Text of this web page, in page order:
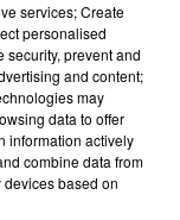
dans
Ange
en
services; Create
personalised
security, prevent and
and content;
may
data to offer
information actively
combine data from
based on